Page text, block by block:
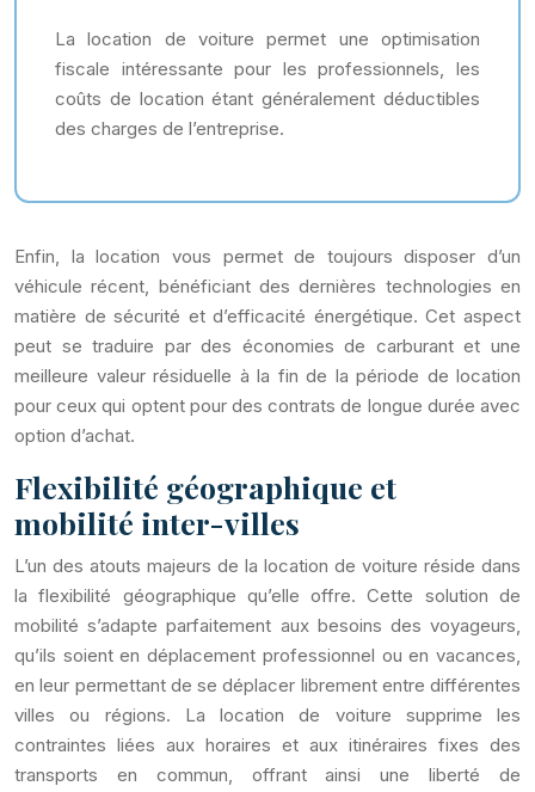
La location de voiture permet une optimisation
fiscale intéressante pour les professionnels, les
coûts de location étant généralement déductibles
des charges de l’entreprise.
Enfin, la location vous permet de toujours disposer d’un
véhicule récent, bénéficiant des dernières technologies en
matière de sécurité et d’efficacité énergétique. Cet aspect
peut se traduire par des économies de carburant et une
meilleure valeur résiduelle à la fin de la période de location
pour ceux qui optent pour des contrats de longue durée avec
option d’achat.
Flexibilité géographique et
mobilité inter-villes
L’un des atouts majeurs de la location de voiture réside dans
la flexibilité géographique qu’elle offre. Cette solution de
mobilité s’adapte parfaitement aux besoins des voyageurs,
qu’ils soient en déplacement professionnel ou en vacances,
en leur permettant de se déplacer librement entre différentes
villes ou régions. La location de voiture supprime les
contraintes liées aux horaires et aux itinéraires fixes des
transports en commun, offrant ainsi une liberté de